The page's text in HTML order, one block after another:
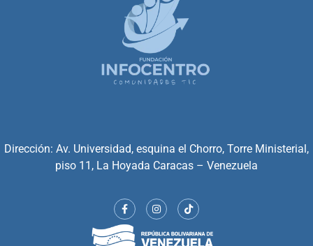
Dirección: Av. Universidad, esquina el Chorro, Torre Ministerial,
piso 11, La Hoyada Caracas – Venezuela